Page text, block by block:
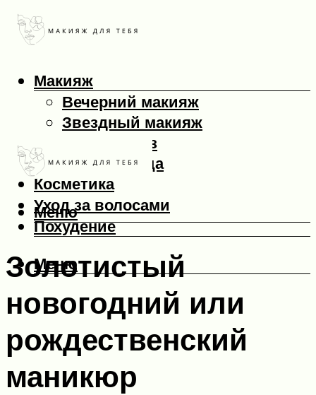
Макияж
Вечерний макияж
Звездный макияж
Макияж глаз
Макияж лица
Косметика
Уход за волосами
Похудение
Меню
Меню
Золотистый
новогодний или
рождественский
маникюр